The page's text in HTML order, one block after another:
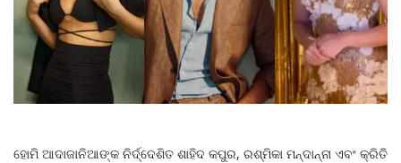
ହୋମି ଆଦାଜାନିଆଙ୍କ ନିର୍ଦ୍ଦେଶିତ ଶାହିଦ କପୁର, ରଶ୍ମିକା ମନ୍ଦାନ୍ନା ଏବଂ କ୍ରିତି